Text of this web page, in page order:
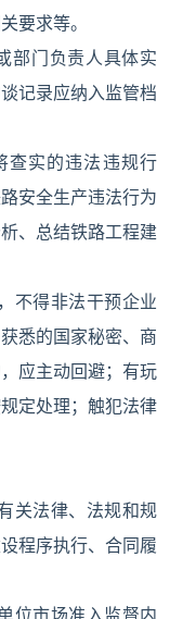
要求等。
部门负责人具体实
记录应纳入监管档
查实的违法违规行
安全生产违法行为
、总结铁路工程建
不得非法干预企业
悉的国家秘密、商
应主动回避；有玩
定处理；触犯法律
关法律、法规和规
程序执行、合同履
位市场准入监督内